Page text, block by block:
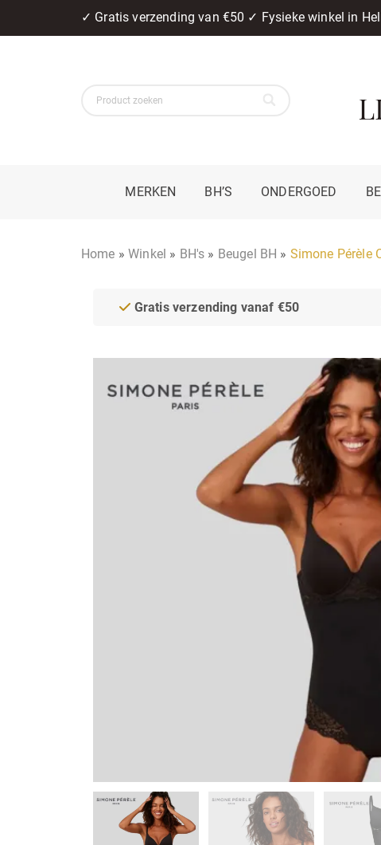
✓ Gratis verzending van €50 ✓ Fysieke winkel in
MERKEN BH’S ONDERGOED
Home »Winkel » BH's » Beugel BH » Simone Pérèle
Gratis verzending vanaf €50